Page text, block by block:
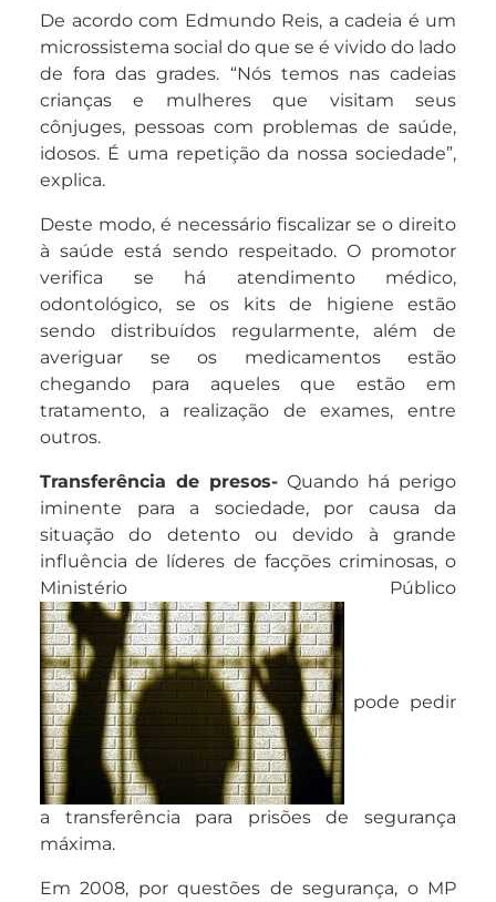
De acordo com Edmundo Reis, a cadeia é um
microssistema social do que se é vivido do lado
de fora das grades. “Nós temos nas cadeias
crianças e mulheres que visitam seus
cônjuges, pessoas com problemas de saúde,
idosos. É uma repetição da nossa sociedade”,
explica.
Deste modo, é necessário fiscalizar se o direito
à saúde está sendo respeitado. O promotor
verifica se há atendimento médico,
odontológico, se os kits de higiene estão
sendo distribuídos regularmente, além de
averiguar se os medicamentos estão
chegando para aqueles que estão em
tratamento, a realização de exames, entre
outros.
Transferência de presos- Quando há perigo
iminente para a sociedade, por causa da
situação do detento ou devido à grande
influência de líderes de facções criminosas, o
Ministério Público
pode pedir
a transferência para prisões de segurança
máxima.
Em 2008, por questões de segurança, o MP